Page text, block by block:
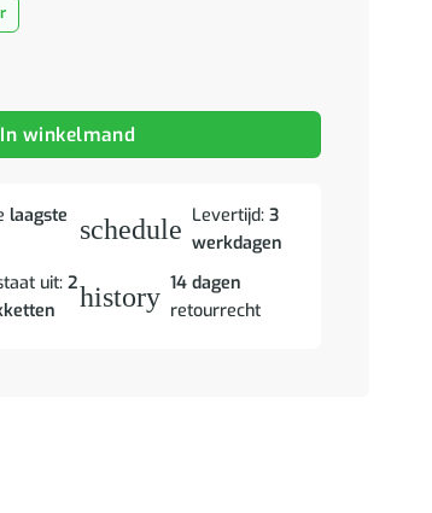
Geengineerd Hout en Glas aantal
In winkelmand
laagste
schedule Levertijd:3
werkdagen
uit: 2history 14 dagen
retourrecht